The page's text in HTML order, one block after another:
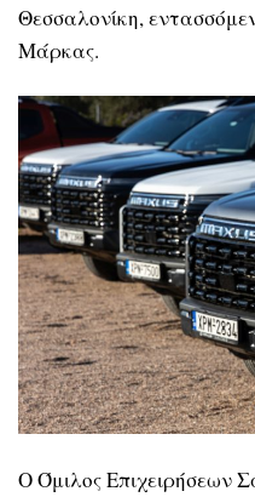
Θεσσαλονίκη,
Μάρκας.
Ο Όμιλος Επιχειρήσεων